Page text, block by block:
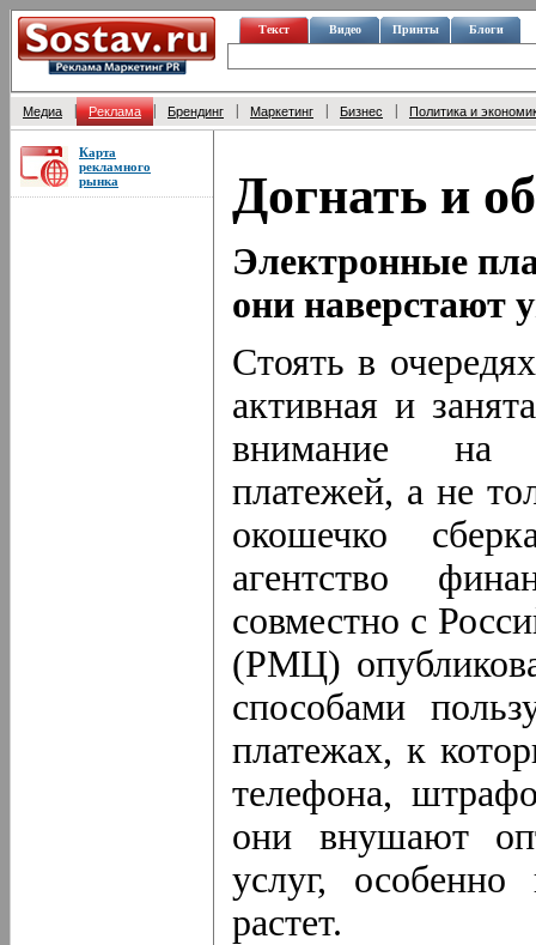
Текст Видео Принты Блоги
Медиа Реклама Брендинг Маркетинг Бизнес Политика и
Карта
рекламного
рынка
Догнать и
Электронные
они наверстают
Стоять в
активная и
внимание на
платежей, а не
окошечко
агентство
совместно с
(РМЦ)
способами
платежах, к
телефона,
они внушают
услуг, особенно
растет.